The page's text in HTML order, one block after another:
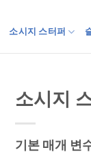
소시지 스터퍼
소시지
기본 매개 변